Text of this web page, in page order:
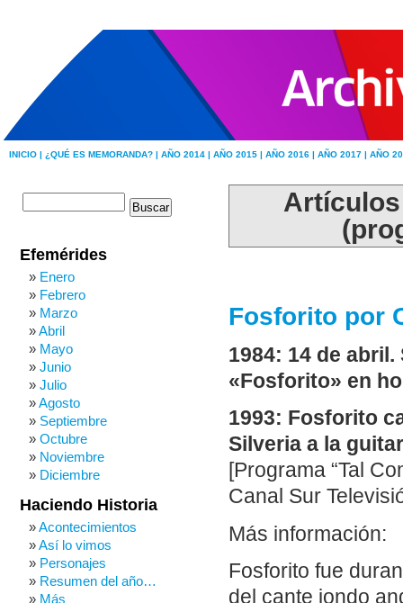
INICIO | ¿QUÉ ES MEMORANDA? | AÑO 2014 | AÑO 2015 | AÑO 2016 | AÑO 2017 | AÑO
Artículos
Fosforito por
1984: 14 de
«Fosforito» en
1993: Fosforito
Silveria a la
[Programa “Tal
Canal Sur
Más información:
Fosforito fue
del cante jondo
Efemérides
Enero
Febrero
Marzo
Abril
Mayo
Junio
Julio
Agosto
Septiembre
Octubre
Noviembre
Diciembre
Haciendo Historia
Acontecimientos
Así lo vimos
Personajes
Resumen del año…
Más